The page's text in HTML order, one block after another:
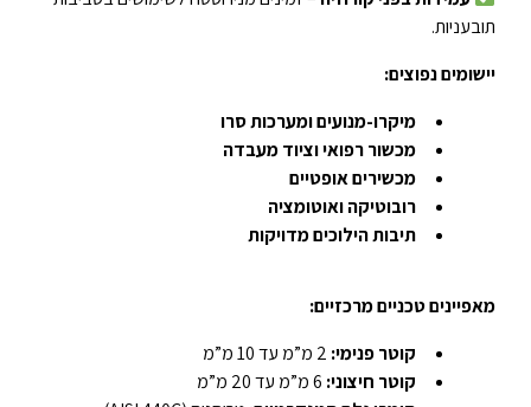
תובעניות.
יישומים נפוצים:
מיקרו-מנועים ומערכות סרו
מכשור רפואי וציוד מעבדה
מכשירים אופטיים
רובוטיקה ואוטומציה
תיבות הילוכים מדויקות
מאפיינים טכניים מרכזיים:
קוטר פנימי:
קוטר חיצוני: